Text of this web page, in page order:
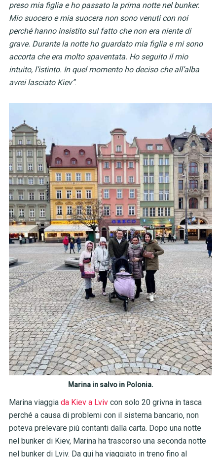
preso mia figlia e ho passato la prima notte nel bunker.
Mio suocero e mia suocera non sono venuti con noi
perché hanno insistito sul fatto che non era niente di
grave. Durante la notte ho guardato mia figlia e mi sono
accorta che era molto spaventata. Ho seguito il mio
intuito, l’istinto. In quel momento ho deciso che all’alba
avrei lasciato Kiev”.
Marina in salvo in Polonia.
Marina viaggia da Kiev a Lvivcon solo 20 grivna in tasca
perché a causa di problemi con il sistema bancario, non
poteva prelevare più contanti dalla carta. Dopo una notte
nel bunker di Kiev, Marina ha trascorso una seconda notte
nel bunker di Lviv. Da qui ha viaggiato in treno fino al